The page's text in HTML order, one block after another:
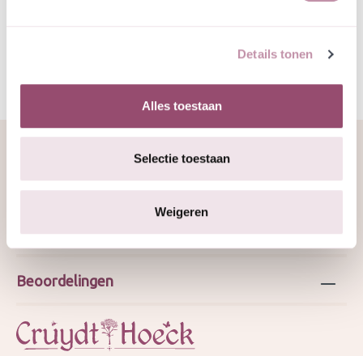
Details tonen
Alles toestaan
Selectie toestaan
Weigeren
Over ons
Webshop
Beoordelingen